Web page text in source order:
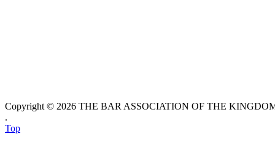
Copyright © 2026 THE BAR ASSOCIATION OF THE
.
Top